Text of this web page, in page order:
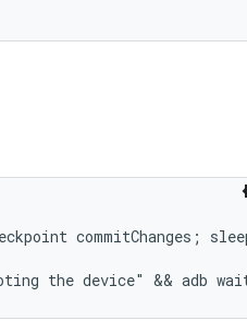
commitChanges;
the device" && adb